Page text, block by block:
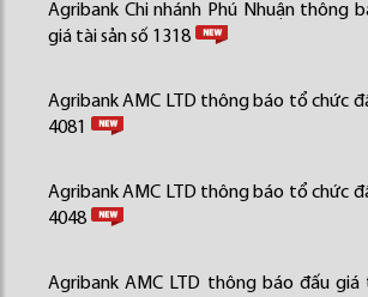
Agribank Chi nhánh Phú Nhuận thông
giá tài sản số 1318
Agribank AMC LTD thông báo tổ chức
4081
Agribank AMC LTD thông báo tổ chức
4048
Agribank AMC LTD thông báo đấu giá